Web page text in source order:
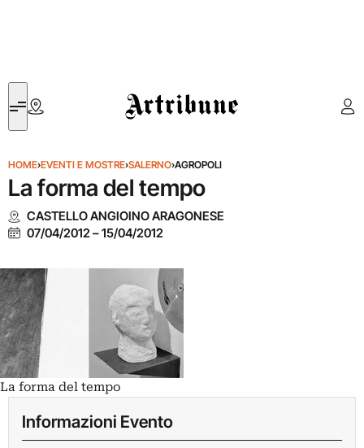
Artribune
HOME›EVENTI E MOSTRE›SALERNO›AGROPOLI
La forma del tempo
CASTELLO ANGIOINO ARAGONESE
07/04/2012–15/04/2012
La forma del tempo
Informazioni Evento